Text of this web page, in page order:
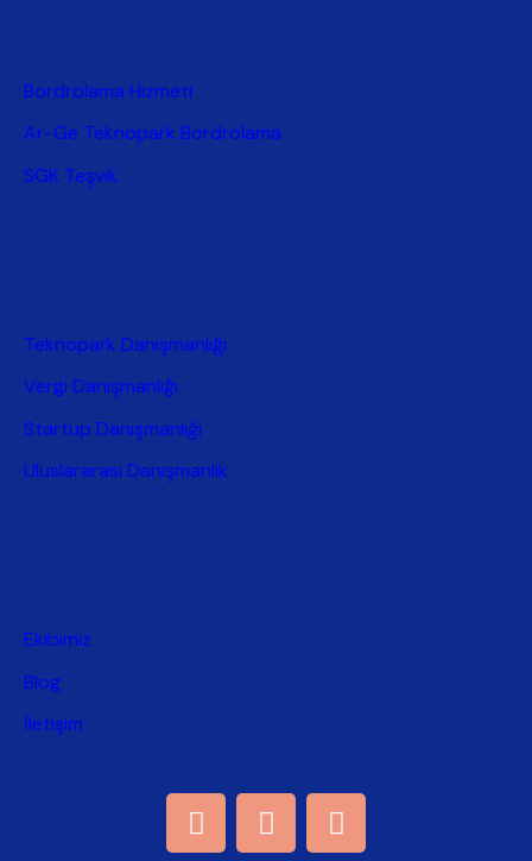
Bordrolama Hizmeti
Ar-Ge Teknopark Bordrolama
SGK Teşvik
Teknopark Danışmanlığı
Vergi Danışmanlığı
Startup Danışmanlığı
Uluslararası Danışmanlık
Ekibimiz
Blog
İletişim